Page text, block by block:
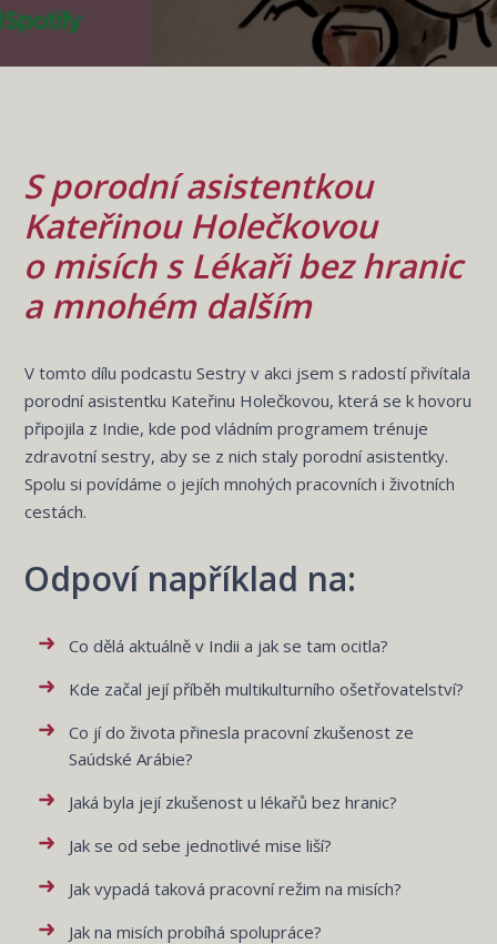
S porodní asistentkou
Kateřinou Holečkovou
o misích s Lékaři bez hranic
a mnohém dalším
V tomto dílu podcastu Sestry v akci jsem s radostí přivítala
porodní asistentku Kateřinu Holečkovou, která se k hovoru
připojila z Indie, kde pod vládním programem trénuje
zdravotní sestry, aby se z nich staly porodní asistentky.
Spolu si povídáme o jejích mnohých pracovních i životních
cestách.
Odpoví například na:
Co dělá aktuálně v Indii a jak se tam ocitla?
Kde začal její příběh multikulturního ošetřovatelství?
Co jí do života přinesla pracovní zkušenost ze
Saúdské Arábie?
Jaká byla její zkušenost u lékařů bez hranic?
Jak se od sebe jednotlivé mise liší?
Jak vypadá taková pracovní režim na misích?
Jak na misích probíhá spolupráce?